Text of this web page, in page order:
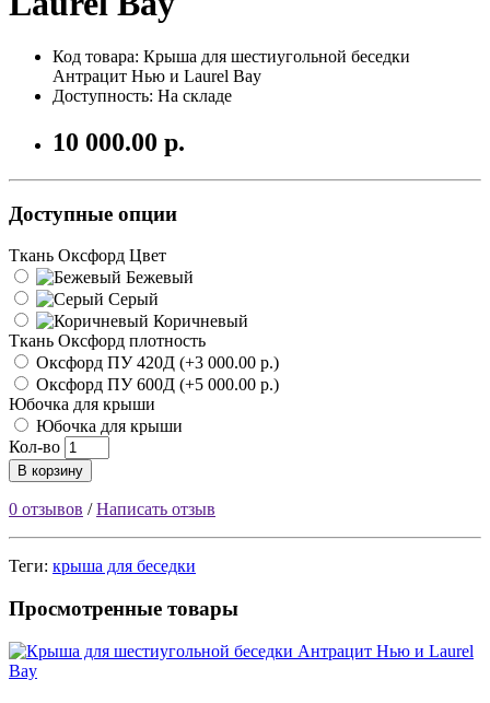
Код товара: Крыша для шестиугольной беседки
Антрацит Нью и Laurel Bay
Доступность: На складе
10 000.00 р.
Доступные опции
Ткань Оксфорд Цвет
Бежевый
Серый
Коричневый
Ткань Оксфорд плотность
Оксфорд ПУ 420Д (+3 000.00 р.)
Оксфорд ПУ 600Д (+5 000.00 р.)
Юбочка для крыши
Юбочка для крыши
Кол-во
В корзину
0 отзывов /Написать отзыв
Теги: крыша для беседки
Просмотренные товары